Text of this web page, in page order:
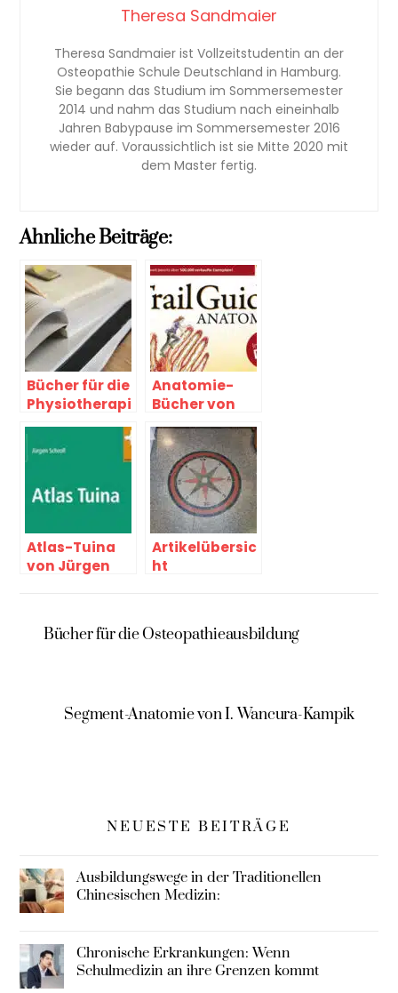
Theresa Sandmaier
Theresa Sandmaier ist Vollzeitstudentin an der
Osteopathie Schule Deutschland in Hamburg.
Sie begann das Studium im Sommersemester
2014 und nahm das Studium nach eineinhalb
Jahren Babypause im Sommersemester 2016
wieder auf. Voraussichtlich ist sie Mitte 2020 mit
dem Master fertig.
Ahnliche Beiträge:
Bücher für die
Physiotherapi
e-Ausbildung
Anatomie-
Bücher von
Andrew Biel
Atlas-Tuina
von Jürgen
Artikelübersic
ht
Bücher für die Osteopathieausbildung
Segment-Anatomie von I. Wancura-Kampik
NEUESTE BEITRÄGE
Ausbildungswege in der Traditionellen
Chinesischen Medizin:
Chronische Erkrankungen: Wenn
Schulmedizin an ihre Grenzen kommt